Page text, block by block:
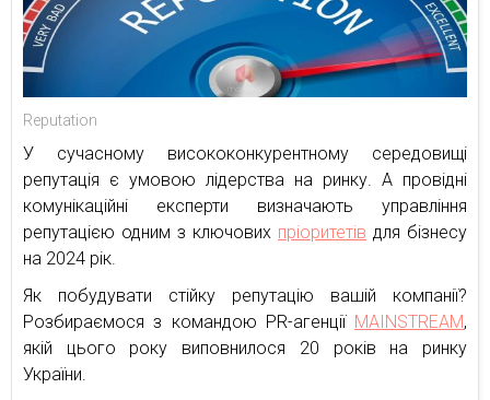
Reputation
У сучасному висококонкурентному середовищі
репутація є умовою лідерства на ринку. А провідні
комунікаційні експерти визначають управління
репутацією одним з ключових пріоритетів для бізнесу
на 2024 рік.
Як побудувати стійку репутацію вашій компанії?
Розбираємося з командою PR-агенції MAINSTREAM,
якій цього року виповнилося 20 років на ринку
України.